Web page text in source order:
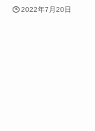
2022年7月20日